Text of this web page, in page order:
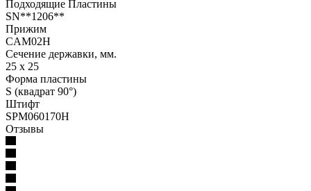
Подходящие Пластины
SN**1206**
Прижим
CAM02H
Сечение державки, мм.
25 x 25
Форма пластины
S (квадрат 90°)
Штифт
SPM060170H
Отзывы